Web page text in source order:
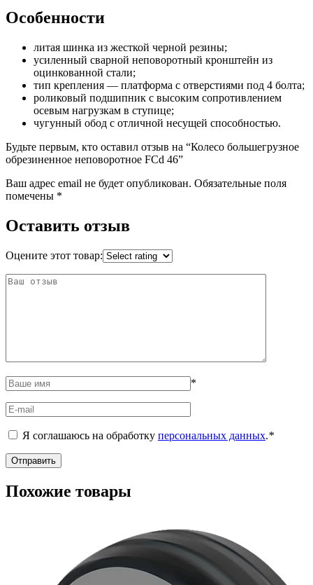
Особенности
литая шинка из жесткой черной резины;
усиленный сварной неповоротный кронштейн из
оцинкованной стали;
тип крепления — платформа с отверстиями под 4 болта;
роликовый подшипник с высоким сопротивлением
осевым нагрузкам в ступице;
чугунный обод с отличной несущей способностью.
Будьте первым, кто оставил отзыв на “Колесо большегрузное
обрезиненное неповоротное FCd 46”
Ваш адрес email не будет опубликован. Обязательные поля
помечены *
Оставить отзыв
Оцените этот товар:
*
Я соглашаюсь на обработку персональных данных.*
Похожие товары